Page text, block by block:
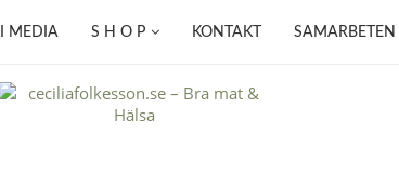
I MEDIA S H O P KONTAKT SAMARBETEN